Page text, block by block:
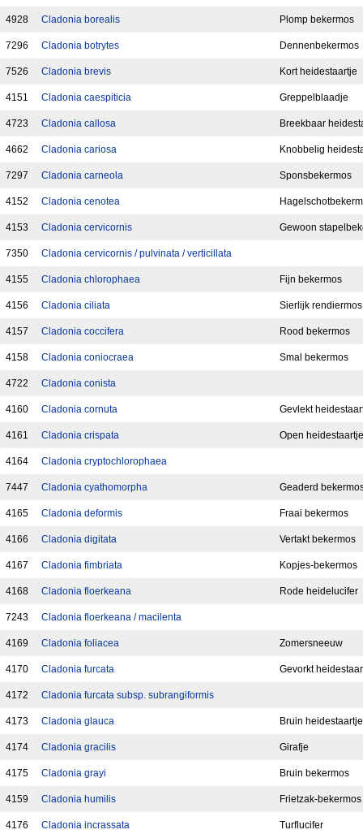
4928 Cladonia borealis Plomp bekermos
7296 Cladonia botrytes Dennenbekermos
7526 Cladonia brevis Kort heidestaartje
4151 Cladonia caespiticia Greppelblaadje
4723 Cladonia callosa Breekbaar
4662 Cladonia cariosa Knobbelig
7297 Cladonia carneola Sponsbekermos
4152 Cladonia cenotea
4153 Cladonia cervicornis Gewoon
7350 Cladonia cervicornis / pulvinata / verticillata
4155 Cladonia chlorophaea Fijn bekermos
4156 Cladonia ciliata Sierlijk rendiermos
4157 Cladonia coccifera Rood bekermos
4158 Cladonia coniocraea Smal bekermos
4722 Cladonia conista
4160 Cladonia cornuta Gevlekt
4161 Cladonia crispata Open heidestaartje
4164 Cladonia cryptochlorophaea
7447 Cladonia cyathomorpha Geaderd
4165 Cladonia deformis Fraai bekermos
4166 Cladonia digitata Vertakt bekermos
4167 Cladonia fimbriata Kopjes-bekermos
4168 Cladonia floerkeana Rode heidelucifer
7243 Cladonia floerkeana / macilenta
4169 Cladonia foliacea Zomersneeuw
4170 Cladonia furcata Gevorkt
4172 Cladonia furcata subsp. subrangiformis
4173 Cladonia glauca Bruin heidestaartje
4174 Cladonia gracilis Girafje
4175 Cladonia grayi Bruin bekermos
4159 Cladonia humilis Frietzak-bekermos
4176 Cladonia incrassata Turflucifer